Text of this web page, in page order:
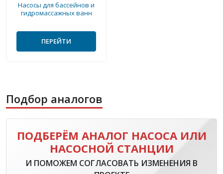
Насосы для бассейнов и
гидромассажных ванн
ПЕРЕЙТИ
Подбор аналогов
ПОДБЕРЁМ АНАЛОГ НАСОСА ИЛИ
НАСОСНОЙ СТАНЦИИ
И ПОМОЖЕМ СОГЛАСОВАТЬ ИЗМЕНЕНИЯ В